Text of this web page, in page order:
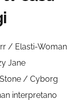
/ Elasti-Woman
Jane
/ Cyborg
interpretano